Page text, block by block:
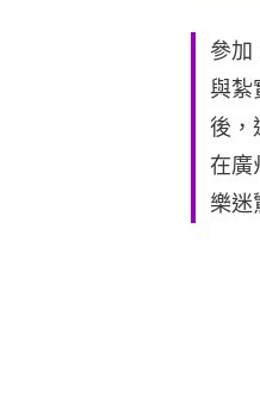
參加
與紮
後，
在廣
樂迷